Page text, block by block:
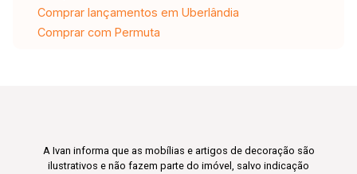
Comprar lançamentos em Uberlândia
Comprar com Permuta
A Ivan informa que as mobílias e artigos de decoração são
ilustrativos e não fazem parte do imóvel, salvo indicação